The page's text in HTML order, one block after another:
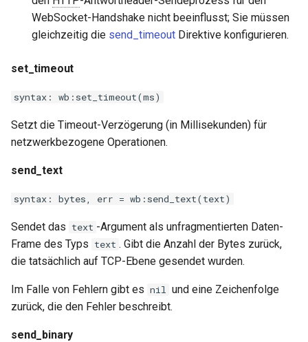
naxsi
ndk
nftset-access
ntlm
otel
passenger
perl
phantom-token
WebSocket-Handshake nicht beeinflusst; Sie müssen
gleichzeitig die send_timeout Direktive konfigurieren.
set_timeout
syntax: wb:set_timeout(ms)
Setzt die Timeout-Verzögerung (in Millisekunden) für
netzwerkbezogene Operationen.
send_text
syntax: bytes, err = wb:send_text(text)
Sendet das text -Argument als unfragmentierten Daten-
Frame des Typs text . Gibt die Anzahl der Bytes zurück,
die tatsächlich auf TCP-Ebene gesendet wurden.
Im Falle von Fehlern gibt es nil und eine Zeichenfolge
zurück, die den Fehler beschreibt.
send_binary